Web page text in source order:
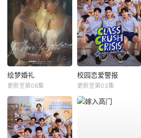
绘梦婚礼
更新至第08集
校园恋爱警报
更新至第03集